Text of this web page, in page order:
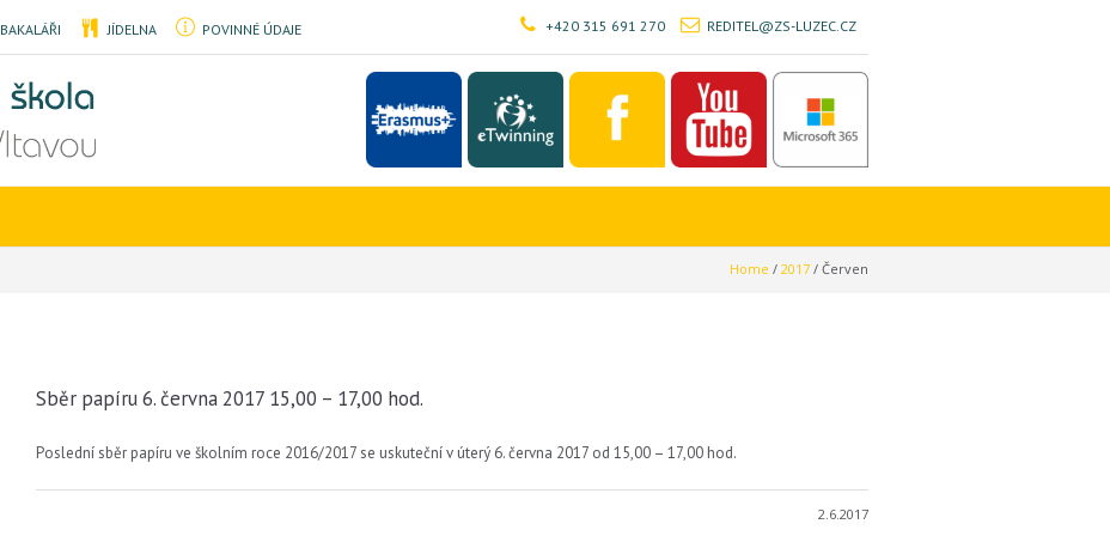
BAKALÁŘI JÍDELNA POVINNÉ ÚDAJE REDITEL@ZS-LUZEC.CZ
+420 315 691 270
Home / 2017 / Červen
Sběr papíru 6. června 2017 15,00 – 17,00 hod.
Poslední sběr papíru ve školním roce 2016/2017 se uskuteční v úterý 6. června 2017 od 15,00 – 17,00 hod.
2.6.2017